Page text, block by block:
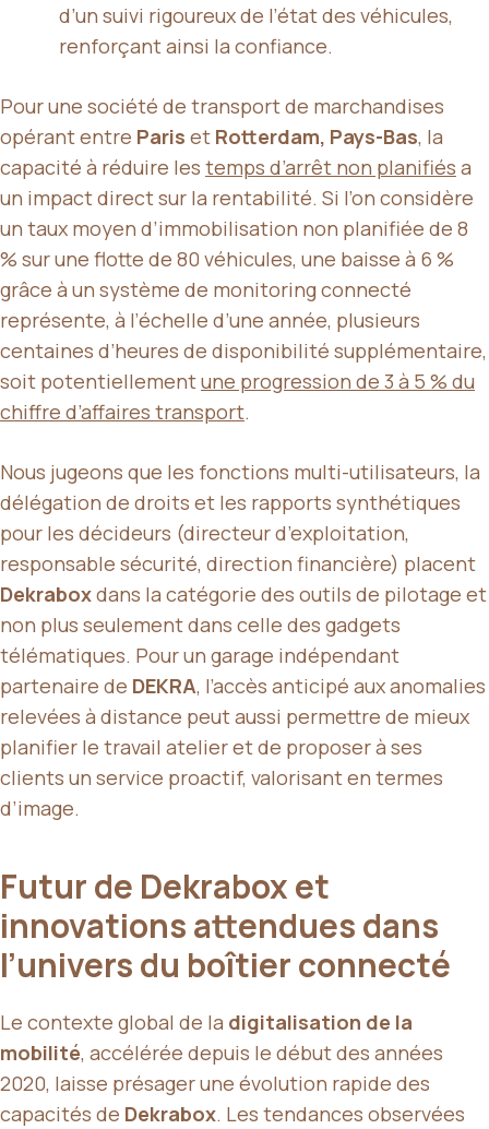
d’un suivi rigoureux de l’état des véhicules,
renforçant ainsi la confiance.
Pour une société de transport de marchandises
opérant entre Paris et Rotterdam, Pays-Bas, la
capacité à réduire les temps d’arrêt non planifiés a
un impact direct sur la rentabilité. Si l’on considère
un taux moyen d’immobilisation non planifiée de 8
% sur une flotte de 80 véhicules, une baisse à 6 %
grâce à un système de monitoring connecté
représente, à l’échelle d’une année, plusieurs
centaines d’heures de disponibilité supplémentaire,
soit potentiellementune progression de 3 à 5 % du
chiffre d’affaires transport.
Nous jugeons que les fonctions multi-utilisateurs, la
délégation de droits et les rapports synthétiques
pour les décideurs (directeur d’exploitation,
responsable sécurité, direction financière) placent
Dekraboxdans la catégorie des outils de pilotage et
non plus seulement dans celle des gadgets
télématiques. Pour un garage indépendant
partenaire de DEKRA, l’accès anticipé aux anomalies
relevées à distance peut aussi permettre de mieux
planifier le travail atelier et de proposer à ses
clients un service proactif, valorisant en termes
d’image.
Futur de Dekrabox et
innovations attendues dans
l’univers du boîtier connecté
Le contexte global de la digitalisation de la
mobilité, accélérée depuis le début des années
2020, laisse présager une évolution rapide des
capacités de Dekrabox. Les tendances observées